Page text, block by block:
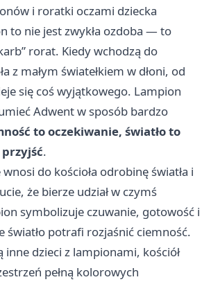
i roratki oczami dziecka
to nie jest zwykła ozdoba — to
rorat. Kiedy wchodzą do
z małym światełkiem w dłoni, od
się coś wyjątkowego. Lampion
Adwent w sposób bardzo
to oczekiwanie, światło to
.
do kościoła odrobinę światła i
że bierze udział w czymś
symbolizuje czuwanie, gotowość i
światło potrafi rozjaśnić ciemność.
inne dzieci z lampionami, kościół
pełną kolorowych